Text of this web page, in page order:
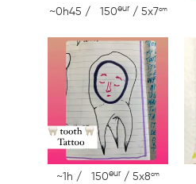
~0h45 / 150eur / 5x7cm
~1h / 150eur / 5x8cm